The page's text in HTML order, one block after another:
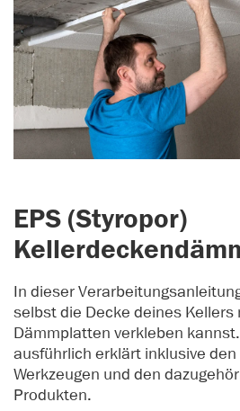
EPS (Styropor)
In dieser
selbst die Decke deines Kellers
Dämmplatten verkleben
ausführlich erklärt inklusive
Werkzeugen und den
Produkten.